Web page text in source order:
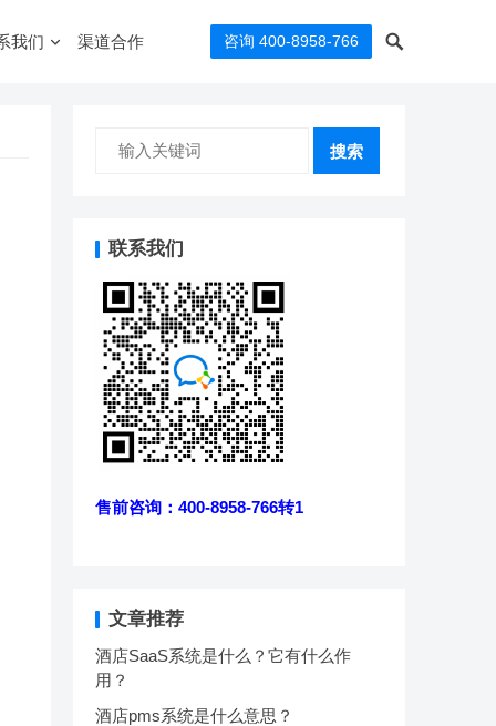
我们 渠道合作 咨询 400-8958-766
搜索
联系我们
售前咨询：400-8958-766转1
文章推荐
酒店SaaS系统是什么？它有什么作
用？
酒店pms系统是什么意思？